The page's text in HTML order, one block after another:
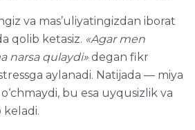
va mas’uliyatingizdan iborat
qolib ketasiz. «Agar men
narsa qulaydi» degan fikr
aylanadi. Natijada — miya
bu esa uyqusizlik va
keladi.